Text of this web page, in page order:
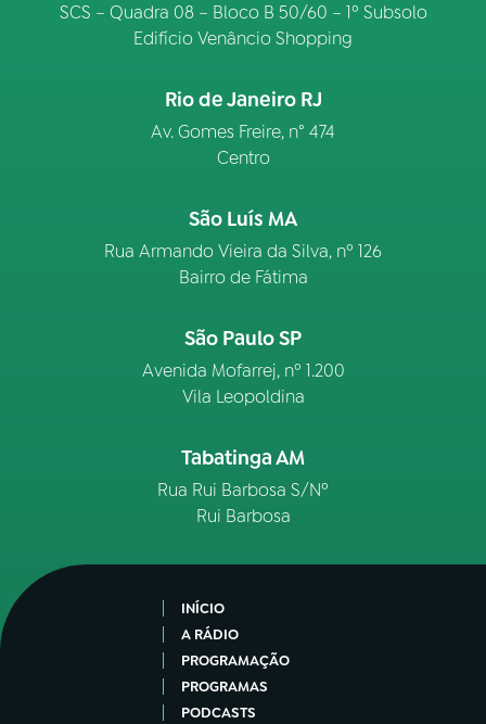
SCS – Quadra 08 – Bloco B 50/60 – 1º Subsolo
Edifício Venâncio Shopping
Rio de Janeiro RJ
Av. Gomes Freire, n° 474
Centro
São Luís MA
Rua Armando Vieira da Silva, nº 126
Bairro de Fátima
São Paulo SP
Avenida Mofarrej, nº 1.200
Vila Leopoldina
Tabatinga AM
Rua Rui Barbosa S/Nº
Rui Barbosa
INÍCIO
A RÁDIO
PROGRAMAÇÃO
PROGRAMAS
PODCASTS